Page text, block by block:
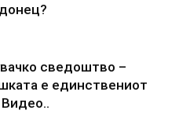
сведоштво –
е единствениот